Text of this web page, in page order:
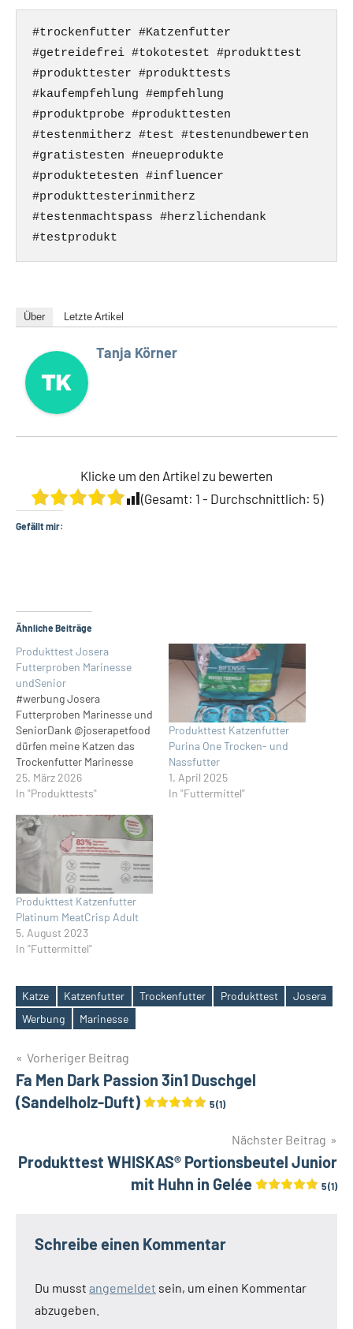
#trockenfutter #Katzenfutter
#getreidefrei #tokotestet #produkttest
#produkttester #produkttests
#kaufempfehlung #empfehlung
#produktprobe #produkttesten
#testenmitherz #test #testenundbewerten
#gratistesten #neueprodukte
#produktetesten #influencer
#produkttesterinmitherz
#testenmachtspass #herzlichendank
#testprodukt
Über Letzte Artikel
Tanja Körner
Klicke um den Artikel zu bewerten
(Gesamt: 1 - Durchschnittlich: 5)
Gefällt mir:
Ähnliche Beiträge
Produkttest Josera
Futterproben Marinesse
undSenior
#werbung Josera
Futterproben Marinesse und
SeniorDank @joserapetfood
dürfen meine Katzen das
Trockenfutter Marinesse
und Senior testen.Josera
Marinesse ist optimal
Fischliebhaber und Katzen,
die unter
Futtermittelunverträglichkeiten
leiden. Dafür sorgt die
einzigartige Rezeptur, die
ausschließlich gut
verträgliche Proteine aus
Lachs, Kartoffel sowie Erbse
enthält. Außerdem ist das
25. März 2026
In "Produkttests"
Produkttest Katzenfutter
Purina One Trocken- und
Nassfutter
1. April 2025
In "Futtermittel"
Produkttest Katzenfutter
Platinum MeatCrisp Adult
5. August 2023
In "Futtermittel"
Schlagwörter
Katze Katzenfutter Trockenfutter Produkttest
Josera
Werbung
Marinesse
Beitragsnavigation
Vorheriger Beitrag
Fa Men Dark Passion 3in1 Duschgel
(Sandelholz-Duft)
5 (1)
Nächster Beitrag
Produkttest WHISKAS® Portionsbeutel Junior
mit Huhn in Gelée
5 (1)
Schreibe einen Kommentar
Du musst angemeldet sein, um einen Kommentar
abzugeben.